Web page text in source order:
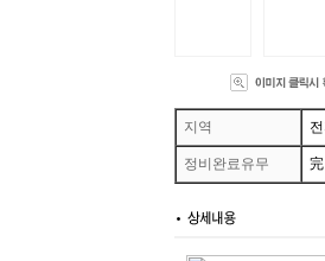
지역
정비완료유무 完